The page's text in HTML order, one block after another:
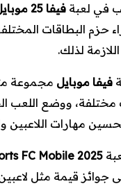
في لعبة فيفا 25 موبايل
حزم البطاقات
لذلك.
فيفا موبايل مجموعة
مختلفة، ووضع اللعب
مهارات اللاعبين
FC Mobile 2025
جوائز قيمة مثل